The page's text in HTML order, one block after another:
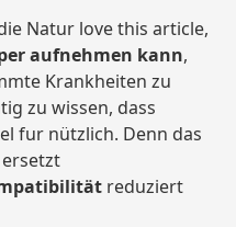
Natur love this article,
aufnehmen kann,
Krankheiten zu
zu wissen, dass
fur nützlich. Denn das
reduziert